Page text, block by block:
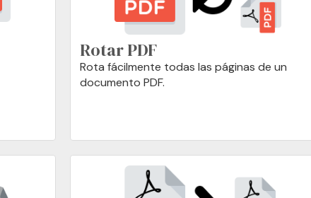
Rotar PDF
Rota fácilmente todas las páginas de un
documento PDF.